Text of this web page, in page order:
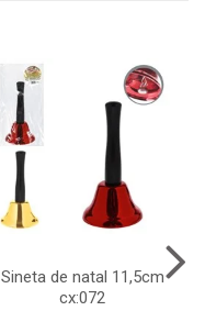
Sineta de natal 11,5cm
cx:072